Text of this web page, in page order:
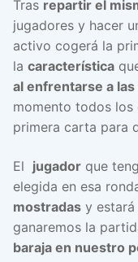
Tras repartir el
jugadores y hacer
activo cogerá la
la característica
al enfrentarse a
momento todos los
primera carta para
El jugador que
elegida en esa
mostradas y estará
ganaremos la
baraja en nuestro